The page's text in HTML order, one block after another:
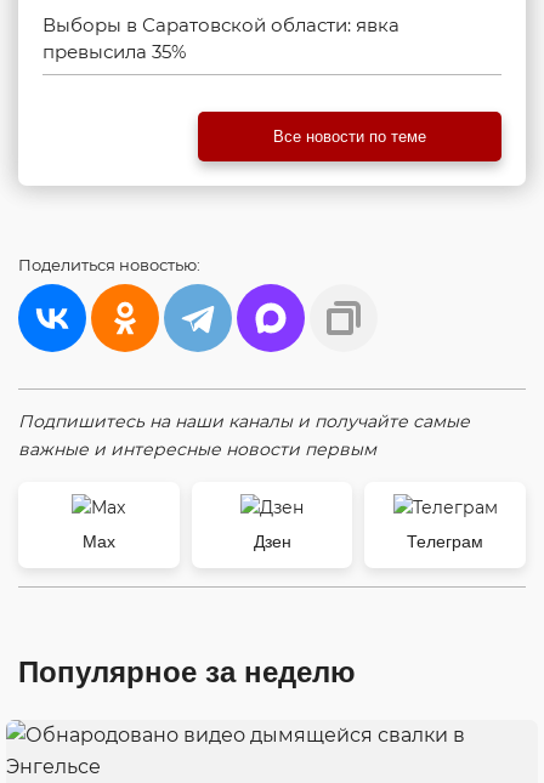
Выборы в Саратовской области: явка
превысила 35%
Все новости по теме
Поделиться новостью:
Подпишитесь на наши каналы и получайте самые
важные и интересные новости первым
Max Дзен Телеграм
Популярное за неделю